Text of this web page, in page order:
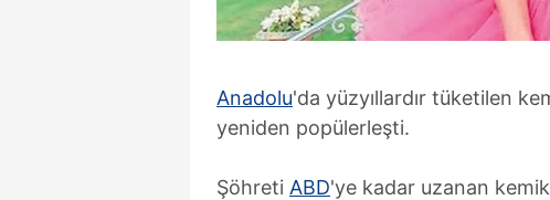
Anadolu'da yüzyıllardır tüketilen
yeniden popülerleşti.
Şöhreti ABD'ye kadar uzanan